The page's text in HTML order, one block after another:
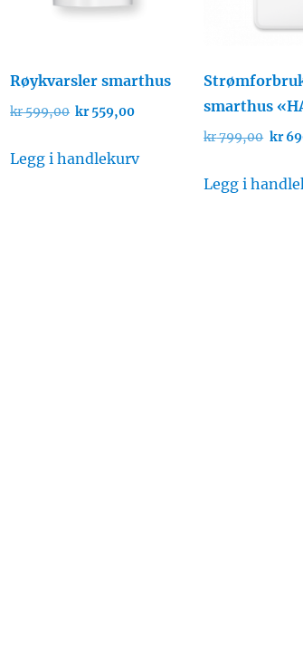
Røykvarsler smarthus
kr599,00 Opprinnelig
var:
kr559,00
Nåværende
er:
Legg i handlekurv
smarthus
kr799,00
var:
kr
Legg i